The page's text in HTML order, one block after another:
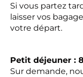
Si vous partez
laisser vos
votre départ.
Petit déjeuner :
Sur demande,